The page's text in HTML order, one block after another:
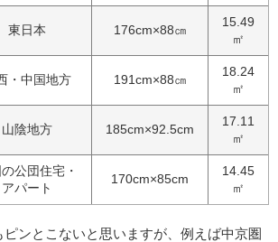
東日本 176cm×88㎝
15.49
㎡
・中国地方 191cm×88㎝
18.24
㎡
山陰地方 185cm×92.5cm
17.11
㎡
公団住宅・
アパート
170cm×85cm
14.45
㎡
ンとこないと思いますが、例えば中京圏